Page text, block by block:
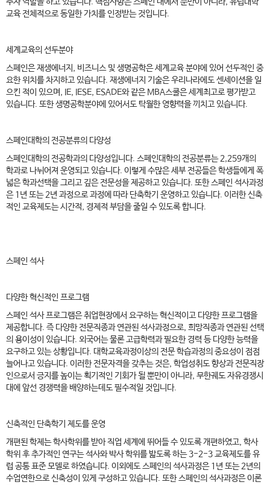
교육 전체적으로 동일한 가치를 인정받는 것입니다.
세계교육의 선두분야
스페인은 재생에너지, 비즈니스 및 생명공학은 세계교육 분야에 있어 선두적인 중
요한 위치를 차지하고 있습니다. 재생에너지 기술은 우리나라에도 센세이션을 일
으킨 적이 있으며, IE, IESE, ESADE와 같은 MBA스쿨은 세계최고로 평가받고
있습니다. 또한 생명공학분야에 있어서도 탁월한 영향력을 끼치고 있습니다.
스페인대학의 전공분류의 다양성
스페인대학의 전공학과의 다양성입니다. 스페인대학의 전공분류는 2,259개의
학과로 나뉘어져 운영되고 있습니다. 이렇게 수많은 세부 전공들은 학생들에게 폭
넓은 학과선택을 그리고 깊은 전문성을 제공하고 있습니다. 또한 스페인 석사과정
은 1년 또는 2년 과정으로 과정에 따라 단축학기 운영하고 있습니다. 이러한 신축
적인 교육제도는 시간적, 경제적 부담을 줄일 수 있도록 합니다.
스페인 석사
다양한 혁신적인 프로그램
스페인 석사 프로그램은 취업현장에서 요구하는 혁신적이고 다양한 프로그램을
제공합니다. 즉 다양한 전문직종과 연관된 석사과정으로, 희망직종과 연관된 선택
의 용이성이 있습니다. 외국어는 물론 고급학력과 필요한 경력 등 다양한 능력을
요구하고 있는 상황입니다. 대학교육과정이상의 전문 학습과정의 중요성이 점점
늘어나고 있습니다. 이러한 전문자격을 갖추는 것은, 학업성취도 향상과 전문직장
인으로서 긍지를 높이는 획기적인 기회가 될 뿐만이 아니라, 무한궤도 자유경쟁시
대에 앞선 경쟁력을 배양하는데도 필수적일 것입니다.
신축적인 단축학기 제도를 운영
개편된 학제는 학사학위를 받아 직업 세계에 뛰어들 수 있도록 개편하였고, 학사
학위 후 추가적인 연구는 석사와 박사 학위를 밟도록 하는 3-2-3 교육제도를 유
럽 공통 표준 모델로 하였습니다. 이외에도 스페인의 석사과정은 1년 또는 2년의
수업연한으로 신축성이 있게 구성하고 있습니다. 또한 스페인의 석사과정은 이론